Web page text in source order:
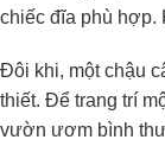
chiếc đĩa phù hợp.
Đôi khi, một chậu
thiết. Để trang trí
vườn ươm bình